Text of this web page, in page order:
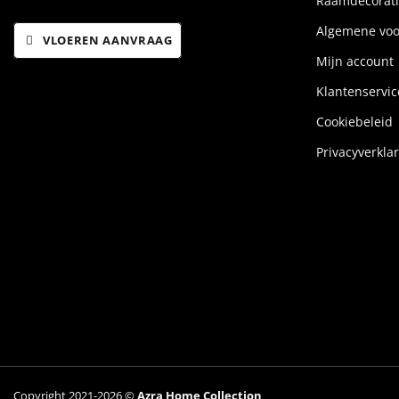
VLOEREN AANVRAAG
Algemene
Mijn account
Cookiebeleid
Copyright 2021-2026 ©Azra Home Collection